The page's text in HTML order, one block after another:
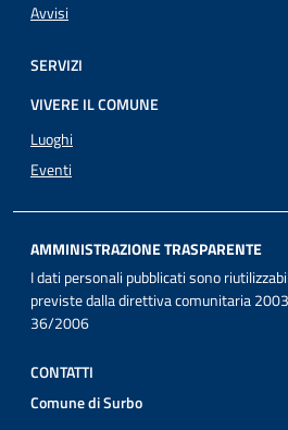
Avvisi
SERVIZI
VIVERE IL COMUNE
Luoghi
Eventi
AMMINISTRAZIONE TRASPARENTE
I dati personali pubblicati sono
previste dalla direttiva comunitaria
36/2006
CONTATTI
Comune di Surbo